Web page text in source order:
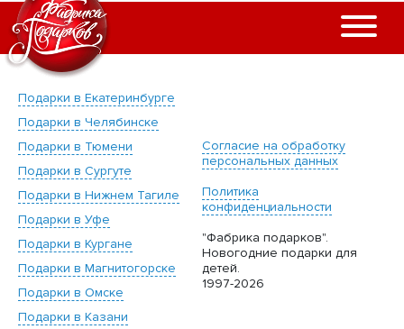
Подарки в Екатеринбурге
Подарки в Челябинске
Подарки в Тюмени
Подарки в Сургуте
Подарки в Нижнем Тагиле
Подарки в Уфе
Подарки в Кургане
Подарки в Магнитогорске
Подарки в Омске
Подарки в Казани
Согласие на обработку
персональных данных
Политика
конфиденциальности
"Фабрика подарков".
Новогодние подарки для
детей.
1997-2026